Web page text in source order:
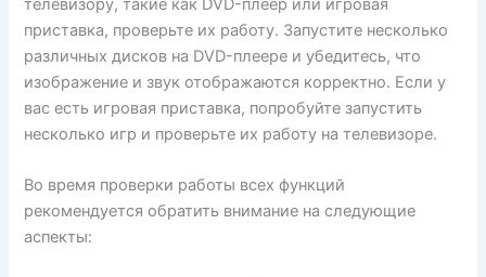
телевизору, такие как DVD-плеер или игровая
приставка, проверьте их работу. Запустите несколько
различных дисков на DVD-плеере и убедитесь, что
изображение и звук отображаются корректно. Если у
вас есть игровая приставка, попробуйте запустить
несколько игр и проверьте их работу на телевизоре.
Во время проверки работы всех функций
рекомендуется обратить внимание на следующие
аспекты: